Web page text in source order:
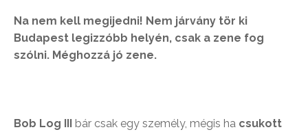
Na nem kell megijedni! Nem járvány tör ki
Budapest legizzóbb helyén, csak a zene fog
szólni. Méghozzá jó zene.
Bob Log III bár csak egy személy, mégis ha csukott